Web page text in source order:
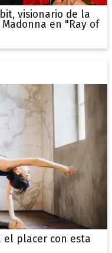
visionario de la
en "Ray of
el placer con esta